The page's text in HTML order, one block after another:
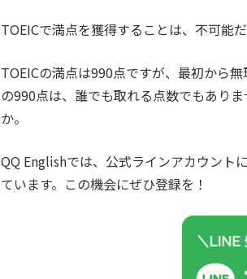
TOEICで満点を獲得することは、不可能
TOEICの満点は990点ですが、最初から
の990点は、誰でも取れる点数でもあり
か。
QQ Englishでは、公式ラインアカウント
ています。この機会にぜひ登録を！